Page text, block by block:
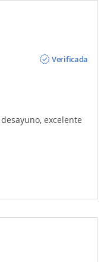
Verificada
excelente